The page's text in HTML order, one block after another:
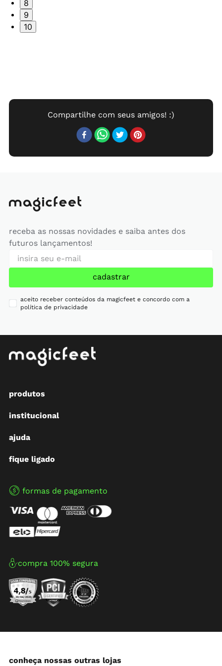
8
9
10
receba as nossas novidades e saiba antes dos
futuros lançamentos!
cadastrar
aceito receber conteúdos da magicfeet e concordo com a
política de privacidade
produtos
institucional
ajuda
fique ligado
formas de pagamento
compra 100% segura
conheça nossas outras lojas